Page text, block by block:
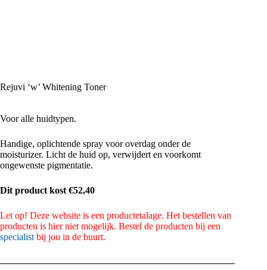
Rejuvi ‘w’ Whitening Toner
Voor alle huidtypen.
Handige, oplichtende spray voor overdag onder de
moisturizer. Licht de huid op, verwijdert en voorkomt
ongewenste pigmentatie.
Dit product kost €52,40
Let op! Deze website is een productetalage. Het bestellen van
producten is hier niet mogelijk. Bestel de producten bij een
specialist bij jou in de buurt.